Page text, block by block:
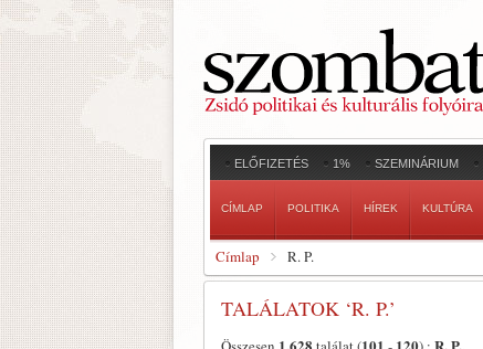
ELŐFIZETÉS 1% SZEMINÁRIUM
CÍMLAP POLITIKA HÍREK KULTÚRA
Címlap R. P.
TALÁLATOK ‘R. P.’